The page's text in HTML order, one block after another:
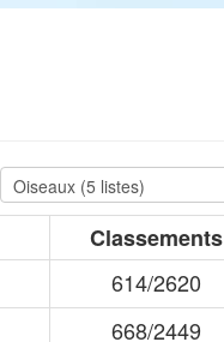
Classements
614/2620
668/2449